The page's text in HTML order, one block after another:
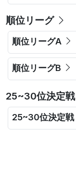
順位リーグ
順位リーグA
順位リーグB
25~30位決定戦
25~30位決定戦